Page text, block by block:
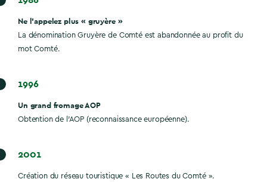
Ne l’appelez plus « gruyère »
La dénomination Gruyère de Comté est abandonnée au profit du
mot Comté.
1996
Un grand fromage AOP
Obtention de l’AOP (reconnaissance européenne).
2001
Création du réseau touristique « Les Routes du Comté ».